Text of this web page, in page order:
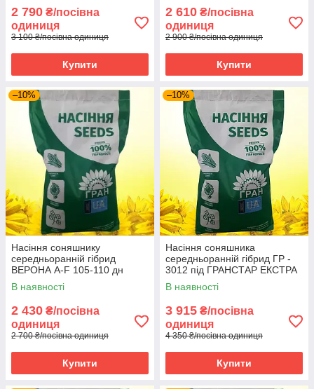
2 790 ₴/посівна
одиниця
3 100 ₴/посівна одиниця
Купити
2 610 ₴/посівна
одиниця
2 900 ₴/посівна одиниця
Купити
–10%
Насіння соняшнику
середньоранній гібрид
ВЕРОНА A-F 105-110 дн
СТАНДАРТ НК Гран 2025 рік
В наявності
2 430 ₴/посівна
одиниця
2 700 ₴/посівна одиниця
Купити
–10%
Насіння соняшника
середньоранній гібрид ГР -
3012 під ГРАНСТАР ЕКСТРА
2025 год
В наявності
3 915 ₴/посівна
одиниця
4 350 ₴/посівна одиниця
Купити